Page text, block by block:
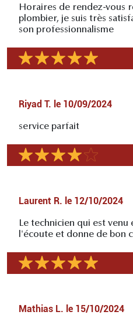
Horaires de rendez-vous
plombier, je suis très
son professionnalisme
Riyad T. le 10/09/2024
service parfait
Laurent R. le 12/10/2024
Le technicien qui est venu
l'écoute et donne de bon
Mathias L. le 15/10/2024